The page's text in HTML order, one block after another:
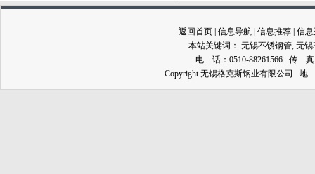
返回首页 信息导航 信息推荐 信
本站关键词： 无锡不锈钢管, 无锡
电 话：0510-88261566 传 真
Copyright 无锡格克斯钢业有限公司